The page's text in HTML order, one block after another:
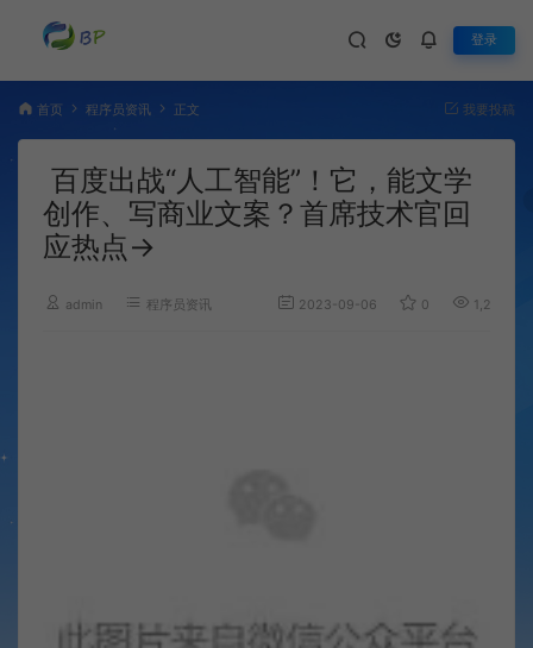
登录
首页 程序员资讯 正文 我要投稿
百度出战“人工智能”！它，能文学
创作、写商业文案？首席技术官回
应热点→
admin 程序员资讯 2023-09-06 0 1,212